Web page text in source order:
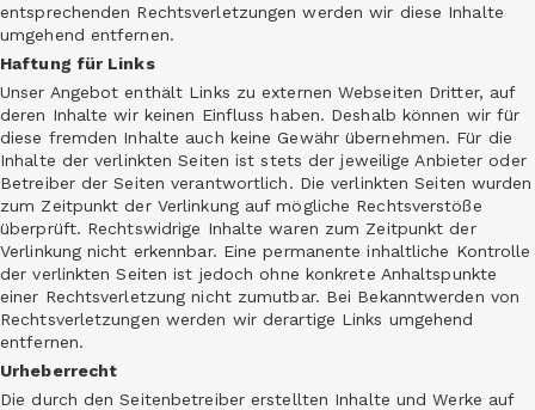
entsprechenden Rechtsverletzungen werden wir diese Inhalte
umgehend entfernen.
Haftung für Links
Unser Angebot enthält Links zu externen Webseiten Dritter, auf
deren Inhalte wir keinen Einfluss haben. Deshalb können wir für
diese fremden Inhalte auch keine Gewähr übernehmen. Für die
Inhalte der verlinkten Seiten ist stets der jeweilige Anbieter oder
Betreiber der Seiten verantwortlich. Die verlinkten Seiten wurden
zum Zeitpunkt der Verlinkung auf mögliche Rechtsverstöße
überprüft. Rechtswidrige Inhalte waren zum Zeitpunkt der
Verlinkung nicht erkennbar. Eine permanente inhaltliche Kontrolle
der verlinkten Seiten ist jedoch ohne konkrete Anhaltspunkte
einer Rechtsverletzung nicht zumutbar. Bei Bekanntwerden von
Rechtsverletzungen werden wir derartige Links umgehend
entfernen.
Urheberrecht
Die durch den Seitenbetreiber erstellten Inhalte und Werke auf